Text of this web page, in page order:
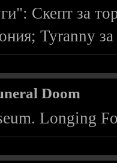
Скепт за
Tyranny
Doom
Longing